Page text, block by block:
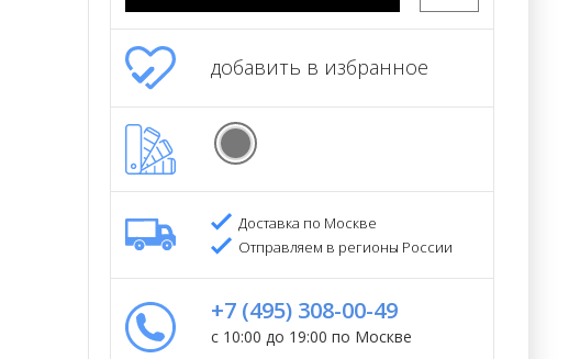
добавить в избранное
Доставка по Москве
Отправляем в регионы России
+7 (495) 308-00-49
с 10:00 до 19:00 по Москве